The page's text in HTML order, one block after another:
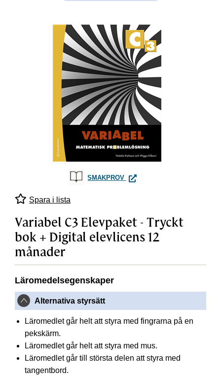
SMAKPROV VARIABEL C3 ELEVPAKET -
Spara i lista
Variabel C3 Elevpaket - Tryckt
bok + Digital elevlicens 12
månader
Läromedelsegenskaper
Alternativa styrsätt
Läromedlet går helt att styra med fingrarna på en
pekskärm.
Läromedlet går helt att styra med mus.
Läromedlet går till största delen att styra med
tangentbord.